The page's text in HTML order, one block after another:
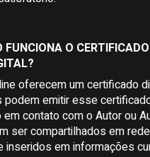
FUNCIONA O
oferecem um certificado
podem emitir esse
contato com o Autor ou
ser compartilhados em
inseridos em informações